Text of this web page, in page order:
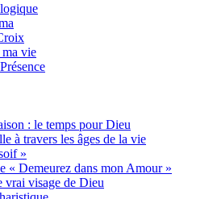
vie
: le temps pour Dieu
à travers les âges de la vie
»
« Demeurez dans mon Amour »
vrai visage de Dieu